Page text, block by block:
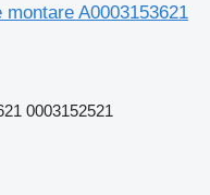
montare A0003153621
0003152521